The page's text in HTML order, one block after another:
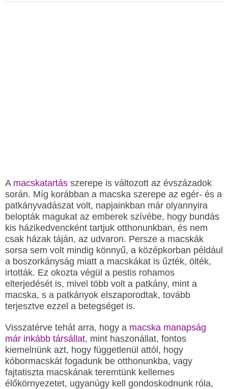
A macskatartás szerepe is változott az évszázadok
során. Míg korábban a macska szerepe az egér- és a
patkányvadászat volt, napjainkban már olyannyira
belopták magukat az emberek szívébe, hogy bundás
kis házikedvencként tartjuk otthonunkban, és nem
csak házak táján, az udvaron. Persze a macskák
sorsa sem volt mindig könnyű, a középkorban például
a boszorkányság miatt a macskákat is űzték, ölték,
irtották. Ez okozta végül a pestis rohamos
elterjedését is, mivel több volt a patkány, mint a
macska, s a patkányok elszaporodtak, tovább
terjesztve ezzel a betegséget is.
Visszatérve tehát arra, hogy a macska manapság
már inkább társállat, mint haszonállat, fontos
kiemelnünk azt, hogy függetlenül attól, hogy
kóbormacskát fogadunk be otthonunkba, vagy
fajtatiszta macskának teremtünk kellemes
élőkörnyezetet, ugyanúgy kell gondoskodnunk róla,